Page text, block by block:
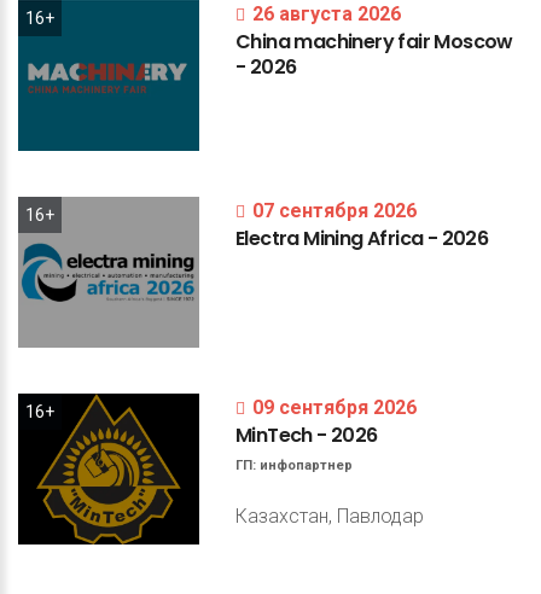
16+ 26 августа 2026
ChinamachineryfairMoscow
- 2026
16+ 07 сентября 2026
ElectraMiningAfrica- 2026
16+ 09 сентября 2026
MinTech- 2026
ГП: инфопартнер
Казахстан, Павлодар